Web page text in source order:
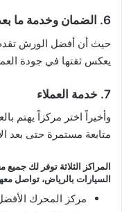
6. الضمان وخدمة ما بعد التصليح
حيث أن أفضل الورش تقدم
يعكس ثقتها في جودة
7. خدمة العملاء
وأخيراً اختر مركزاً يهتم
متابعة مستمرة حتى بعد
المراكز الثلاثة توفر لك
السيارات بالرياض، تواصل
مركز المحرك